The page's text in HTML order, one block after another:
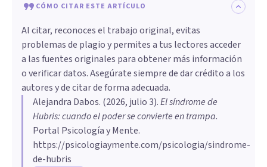
CÓMO CITAR ESTE ARTÍCULO
Al citar, reconoces el trabajo original, evitas
problemas de plagio y permites a tus lectores acceder
a las fuentes originales para obtener más información
o verificar datos. Asegúrate siempre de dar crédito a los
autores y de citar de forma adecuada.
Alejandra Dabos. (2026, julio 3).El síndrome de
Hubris: cuando el poder se convierte en trampa.
Portal Psicología y Mente.
https://psicologiaymente.com/psicologia/sindrome-
de-hubris